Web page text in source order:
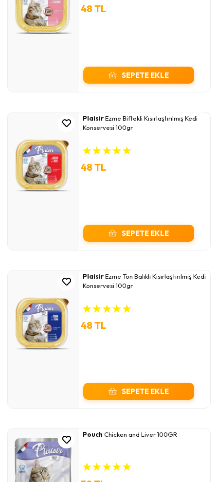
48 TL
SEPETE EKLE
PlaisirEzme Biftekli Kısırlaştırılmış Kedi
Konservesi 100gr
★★★★★
48 TL
SEPETE EKLE
PlaisirEzme Ton Balıklı Kısırlaştırılmış Kedi
Konservesi 100gr
★★★★★
48 TL
SEPETE EKLE
Pouch Chicken and Liver 100GR
★★★★★